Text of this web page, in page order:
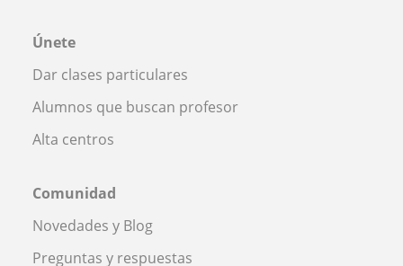
Únete
Dar clases particulares
Alumnos que buscan profesor
Alta centros
Comunidad
Novedades y Blog
Preguntas y respuestas